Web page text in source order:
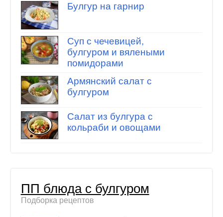
Булгур на гарнир
Суп с чечевицей,
булгуром и вялеными
помидорами
Армянский салат с
булгуром
Салат из булгура с
кольраби и овощами
ПП блюда с булгуром
Подборка рецептов